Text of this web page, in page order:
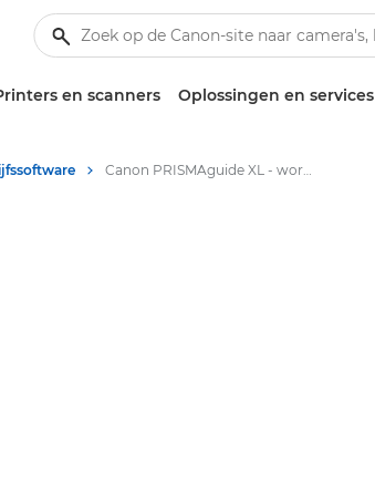
en scanners Oplossingen en services
Canon PRISMAguide XL - workflowsoftware voor grootformaat graphics